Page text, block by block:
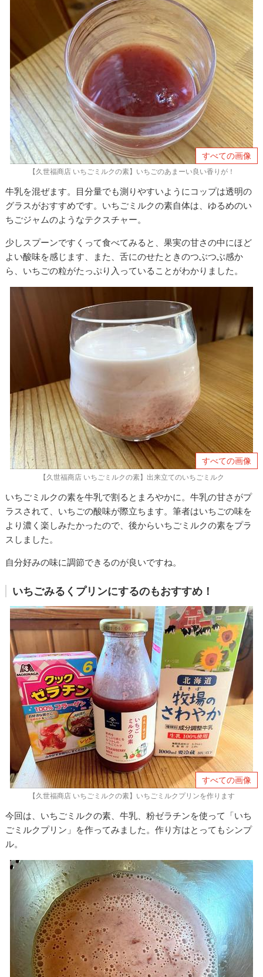
すべての画像
【久世福商店 いちごミルクの素】いちごのあまーい良い香りが！
牛乳を混ぜます。目分量でも測りやすいようにコップは透明の
グラスがおすすめです。いちごミルクの素自体は、ゆるめのい
ちごジャムのようなテクスチャー。
少しスプーンですくって食べてみると、果実の甘さの中にほど
よい酸味を感じます、また、舌にのせたときのつぶつぶ感か
ら、いちごの粒がたっぷり入っていることがわかりました。
すべての画像
【久世福商店 いちごミルクの素】出来立てのいちごミルク
いちごミルクの素を牛乳で割るとまろやかに。牛乳の甘さがプ
ラスされて、いちごの酸味が際立ちます。筆者はいちごの味を
より濃く楽しみたかったので、後からいちごミルクの素をプラ
スしました。
自分好みの味に調節できるのが良いですね。
いちごみるくプリンにするのもおすすめ！
すべての画像
【久世福商店 いちごミルクの素】いちごミルクプリンを作ります
今回は、いちごミルクの素、牛乳、粉ゼラチンを使って「いち
ごミルクプリン」を作ってみました。作り方はとってもシンプ
ル。